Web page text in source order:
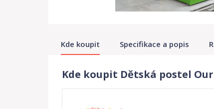
Kde koupit Specifikace a popis
Kde koupit Dětská postel